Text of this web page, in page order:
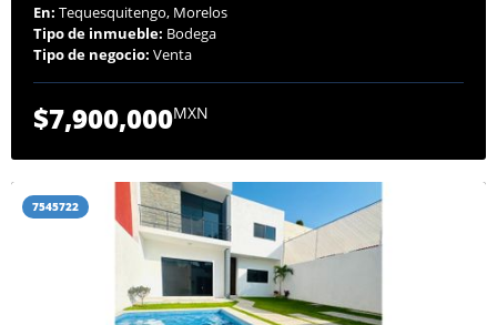
En: Tequesquitengo, Morelos
Tipo de inmueble: Bodega
Tipo de negocio: Venta
$7,900,000MXN
7545722